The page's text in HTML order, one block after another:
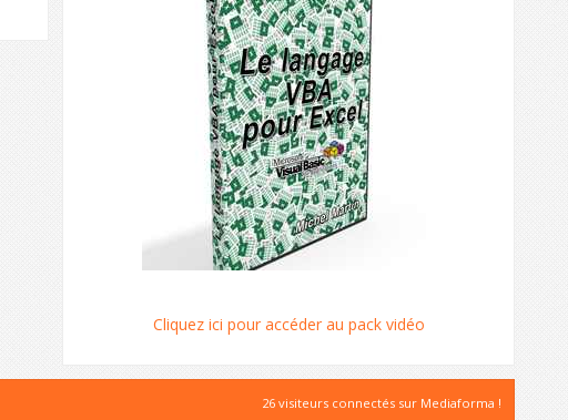
Cliquez ici pour accéder au pack vidéo
26 visiteurs connectés sur Mediaforma !